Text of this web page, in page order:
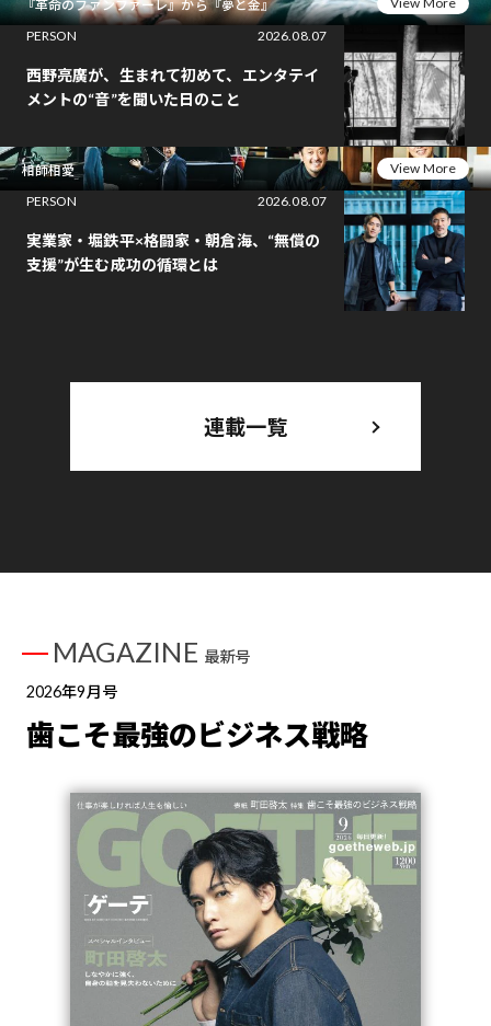
『革命のファンファーレ』から『夢と金』
PERSON
2026.08.07
西野亮廣が、生まれて初めて、エンタテイ
メントの“音”を聞いた日のこと
相師相愛
View More
PERSON
2026.08.07
実業家・堀鉄平×格闘家・朝倉海、“無償の
支援”が生む成功の循環とは
連載一覧
MAGAZINE 最新号
2026年9月号
歯こそ最強のビジネス戦略